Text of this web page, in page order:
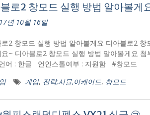
로2 창모드 실행 방법 알아볼게
년 10월 16일
로2 창모드 실행 방법 알아볼게요 디아블로2
요~ 디아블로2 창모드 실행 방법 알아볼게요
어 : 한글 언인스톨여부 : 지원함 #창모드
게임, 전략,시뮬,아케이드, 창모드